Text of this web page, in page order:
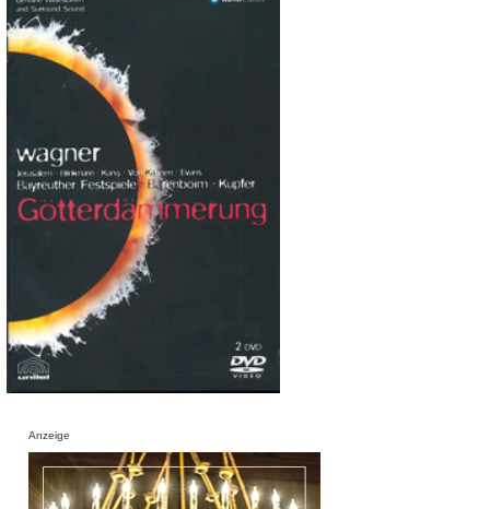
Anzeige